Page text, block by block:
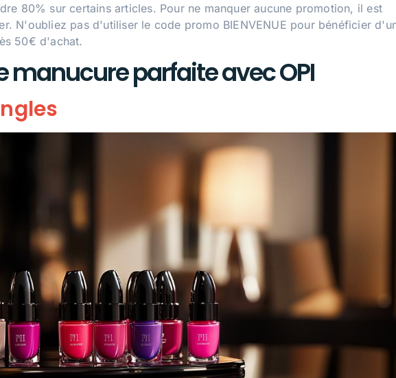
80% sur certains articles. Pour ne manquer aucune promotion, il est
N'oubliez pas d'utiliser le code promo BIENVENUE pour bénéficier
50€ d'achat.
manucure parfaite avec OPI